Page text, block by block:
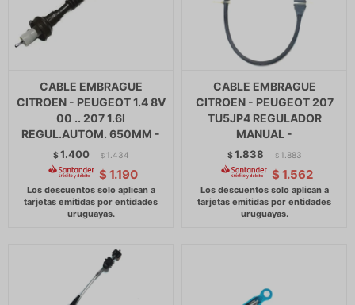
CABLE EMBRAGUE
CITROEN - PEUGEOT 1.4 8V
00 .. 207 1.6I
REGUL.AUTOM. 650MM -
$1.400 $ 1.434
$ 1.190
CABLE EMBRAGUE
CITROEN - PEUGEOT 207
TU5JP4 REGULADOR
MANUAL -
$1.838 $ 1.883
$ 1.562